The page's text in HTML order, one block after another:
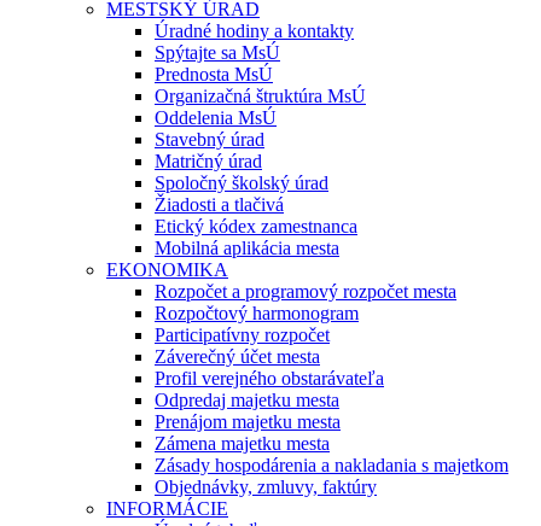
MESTSKÝ ÚRAD
Úradné hodiny a kontakty
Spýtajte sa MsÚ
Prednosta MsÚ
Organizačná štruktúra MsÚ
Oddelenia MsÚ
Stavebný úrad
Matričný úrad
Spoločný školský úrad
Žiadosti a tlačivá
Etický kódex zamestnanca
Mobilná aplikácia mesta
EKONOMIKA
Rozpočet a programový rozpočet mesta
Rozpočtový harmonogram
Participatívny rozpočet
Záverečný účet mesta
Profil verejného obstarávateľa
Odpredaj majetku mesta
Prenájom majetku mesta
Zámena majetku mesta
Zásady hospodárenia a nakladania s majetkom
Objednávky, zmluvy, faktúry
INFORMÁCIE